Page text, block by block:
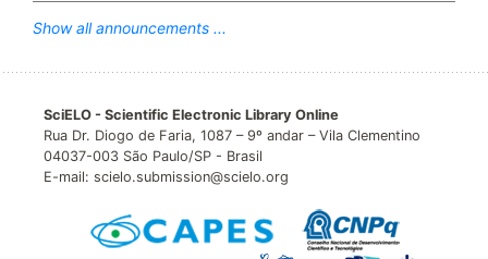
Show all announcements ...
SciELO - Scientific Electronic Library Online
Rua Dr. Diogo de Faria, 1087 – 9º andar – Vila Clementino
04037-003 São Paulo/SP - Brasil
E-mail: scielo.submission@scielo.org